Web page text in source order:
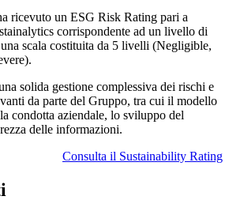
ricevuto un ESG Risk Rating pari a
corrispondente ad un livello di
scala costituita da 5 livelli (Negligible,
solida gestione complessiva dei rischi e
da parte del Gruppo, tra cui il modello
condotta aziendale, lo sviluppo del
delle informazioni.
Consulta il Sustainability Rating